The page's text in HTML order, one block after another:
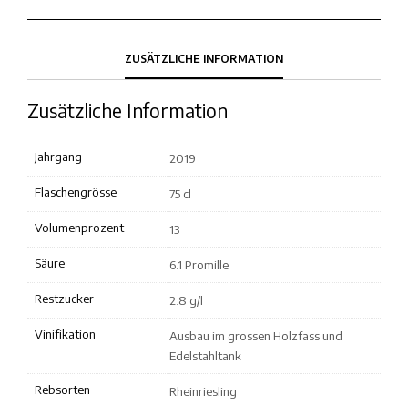
ZUSÄTZLICHE INFORMATION
Zusätzliche Information
Jahrgang 2019
Flaschengrösse 75 cl
Volumenprozent 13
Säure 6.1 Promille
Restzucker 2.8 g/l
Vinifikation
Ausbau im grossen Holzfass und
Edelstahltank
Rebsorten Rheinriesling